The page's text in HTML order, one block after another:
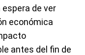
de ver
económica
antes del fin de